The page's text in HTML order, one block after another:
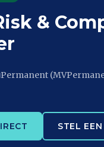
&
Permanent
STEL